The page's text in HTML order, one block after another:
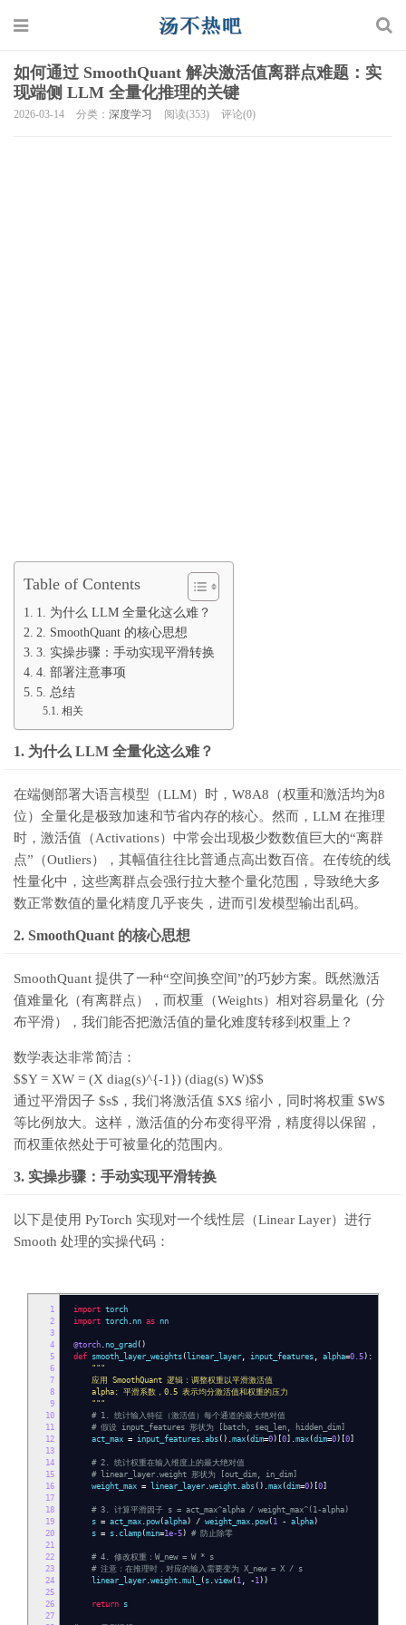
如何通过 SmoothQuant 解决激活值离群点难题：实
现端侧 LLM 全量化推理的关键
2026-03-14 分类： 深度学习 阅读(353) 评论(0)
Table of Contents
1. 为什么 LLM 全量化这么难？
2. SmoothQuant 的核心思想
3. 实操步骤：手动实现平滑转换
4. 部署注意事项
5. 总结
相关
1. 为什么 LLM 全量化这么难？
在端侧部署大语言模型（LLM）时，W8A8（权重和激活均为8
位）全量化是极致加速和节省内存的核心。然而，LLM 在推理
时，激活值（Activations）中常会出现极少数数值巨大的“离群
点”（Outliers），其幅值往往比普通点高出数百倍。在传统的线
性量化中，这些离群点会强行拉大整个量化范围，导致绝大多
数正常数值的量化精度几乎丧失，进而引发模型输出乱码。
2. SmoothQuant 的核心思想
SmoothQuant 提供了一种“空间换空间”的巧妙方案。既然激活
值难量化（有离群点），而权重（Weights）相对容易量化（分
布平滑），我们能否把激活值的量化难度转移到权重上？
数学表达非常简洁：
$$Y = XW = (X diag(s)^{-1}) (diag(s) W)$$
通过平滑因子 $s$，我们将激活值 $X$ 缩小，同时将权重 $W$
等比例放大。这样，激活值的分布变得平滑，精度得以保留，
而权重依然处于可被量化的范围内。
3. 实操步骤：手动实现平滑转换
以下是使用 PyTorch 实现对一个线性层（Linear Layer）进行
Smooth 处理的实操代码：
1
2
3
4
5
6
7
8
9
10
11
12
13
14
15
16
17
18
19
20
21
22
23
24
25
26
27
import torch
import torch .nn as nn
@torch .no_grad ()
def smooth_layer_weights ( linear_layer , input_features , alpha=0.5):
"""
应用 SmoothQuant 逻辑：调整权重以平滑激活值
alpha: 平滑系数，0.5 表示均分激活值和权重的压力
"""
# 1. 统计输入特征（激活值）每个通道的最大绝对值
# 假设 input_features 形状为 [batch, seq_len, hidden_dim]
act_max = input_features .abs ().max (dim=0)[0].max (dim=0)[0]
# 2. 统计权重在输入维度上的最大绝对值
# linear_layer.weight 形状为 [out_dim, in_dim]
weight_max = linear_layer .weight .abs ().max (dim=0)[0]
# 3. 计算平滑因子 s = act_max^alpha / weight_max^(1-alpha)
s = act_max .pow(alpha) / weight_max .pow( 1 - alpha)
s = s . clamp (min=1e-5) # 防止除零
# 4. 修改权重：W_new = W * s
# 注意：在推理时，对应的输入需要变为 X_new = X / s
linear_layer .weight .mul_ ( s .view( 1 , - 1))
return s